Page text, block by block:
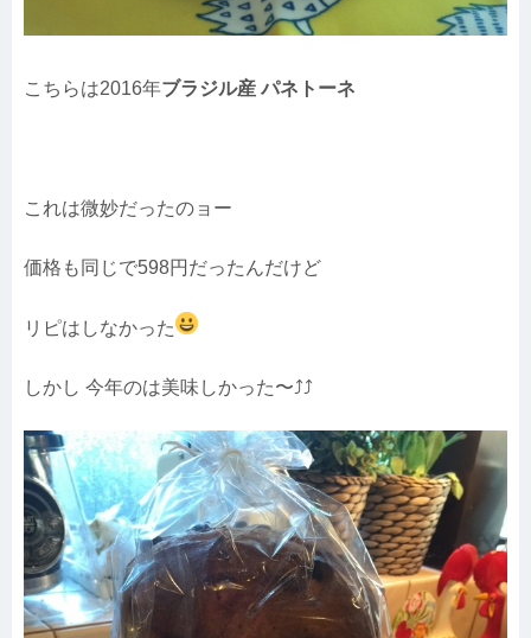
こちらは2016年ブラジル産 パネトーネ
これは微妙だったのョー
価格も同じで598円だったんだけど
リピはしなかった
しかし 今年のは美味しかった〜⤴︎⤴︎